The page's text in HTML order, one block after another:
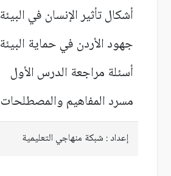
أشكال تأثير الإنسان في البيئة
جهود الأردن في حماية البيئة
أسئلة مراجعة الدرس الأول
مسرد المفاهيم والمصطلحات
إعداد : شبكة منهاجي التعليمية